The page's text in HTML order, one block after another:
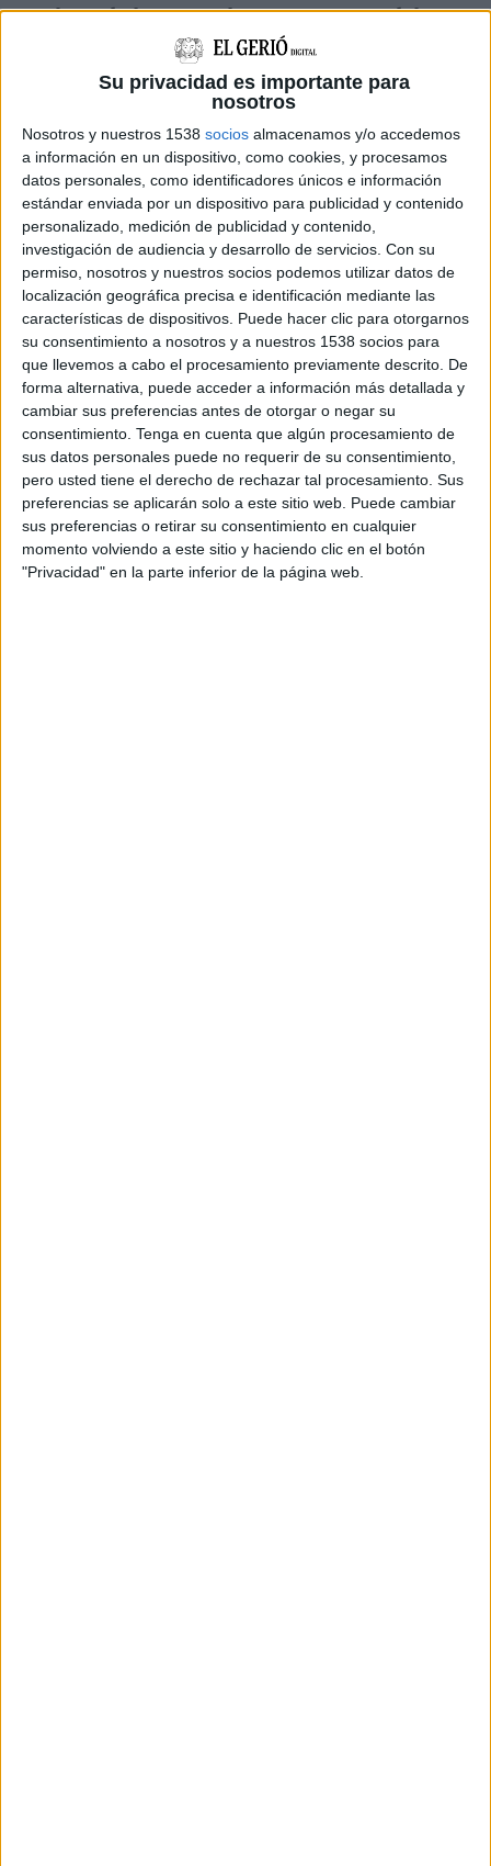
Su privacidad es importante para
nosotros
Nosotros y nuestros 1538 socios almacenamos y/o accedemos
a información en un dispositivo, como cookies, y procesamos
datos personales, como identificadores únicos e información
estándar enviada por un dispositivo para publicidad y contenido
personalizado, medición de publicidad y contenido,
investigación de audiencia y desarrollo de servicios. Con su
permiso, nosotros y nuestros socios podemos utilizar datos de
localización geográfica precisa e identificación mediante las
características de dispositivos. Puede hacer clic para otorgarnos
su consentimiento a nosotros y a nuestros 1538 socios para
que llevemos a cabo el procesamiento previamente descrito. De
forma alternativa, puede acceder a información más detallada y
cambiar sus preferencias antes de otorgar o negar su
consentimiento. Tenga en cuenta que algún procesamiento de
sus datos personales puede no requerir de su consentimiento,
pero usted tiene el derecho de rechazar tal procesamiento. Sus
preferencias se aplicarán solo a este sitio web. Puede cambiar
sus preferencias o retirar su consentimiento en cualquier
momento volviendo a este sitio y haciendo clic en el botón
"Privacidad" en la parte inferior de la página web.
Bombers de la Generalitat i una unitat del
Sistema d'Emergències Mèdiques (SEM). Pel que
fa a l'afectació viària, en aquests moments hi ha
un carril restringit de l'autopista en sentit sud i
es registren retencions a l'A-9 a França.
Imprimir Envia
a
un
amic